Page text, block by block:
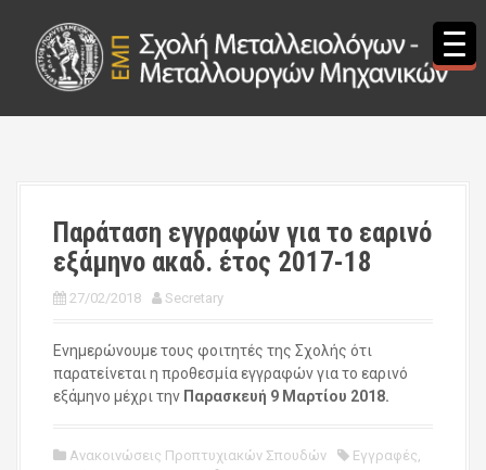
Παράταση εγγραφών για το εαρινό
εξάμηνο ακαδ. έτος 2017-18
27/02/2018 Secretary
Ενημερώνουμε τους φοιτητές της Σχολής ότι
παρατείνεται η προθεσμία εγγραφών για το εαρινό
εξάμηνο μέχρι την Παρασκευή 9 Μαρτίου 2018.
Ανακοινώσεις Προπτυχιακών Σπουδών Εγγραφές,